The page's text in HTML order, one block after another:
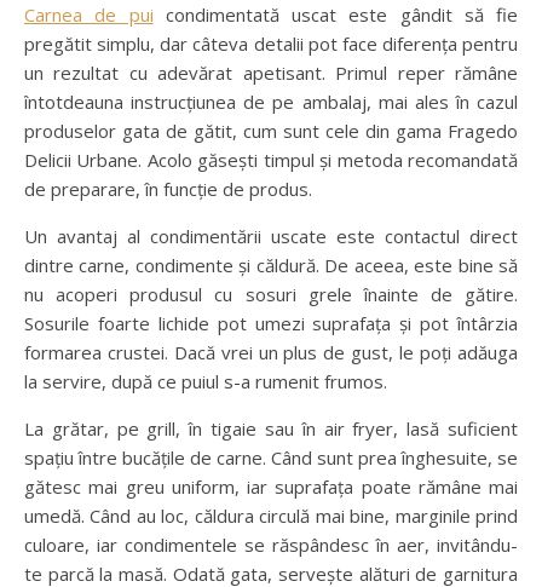
Carnea de pui condimentată uscat este gândit să fie
pregătit simplu, dar câteva detalii pot face diferența pentru
un rezultat cu adevărat apetisant. Primul reper rămâne
întotdeauna instrucțiunea de pe ambalaj, mai ales în cazul
produselor gata de gătit, cum sunt cele din gama Fragedo
Delicii Urbane. Acolo găsești timpul și metoda recomandată
de preparare, în funcție de produs.
Un avantaj al condimentării uscate este contactul direct
dintre carne, condimente și căldură. De aceea, este bine să
nu acoperi produsul cu sosuri grele înainte de gătire.
Sosurile foarte lichide pot umezi suprafața și pot întârzia
formarea crustei. Dacă vrei un plus de gust, le poți adăuga
la servire, după ce puiul s-a rumenit frumos.
La grătar, pe grill, în tigaie sau în air fryer, lasă suficient
spațiu între bucățile de carne. Când sunt prea înghesuite, se
gătesc mai greu uniform, iar suprafața poate rămâne mai
umedă. Când au loc, căldura circulă mai bine, marginile prind
culoare, iar condimentele se răspândesc în aer, invitându-
te parcă la masă. Odată gata, servește alături de garnitura